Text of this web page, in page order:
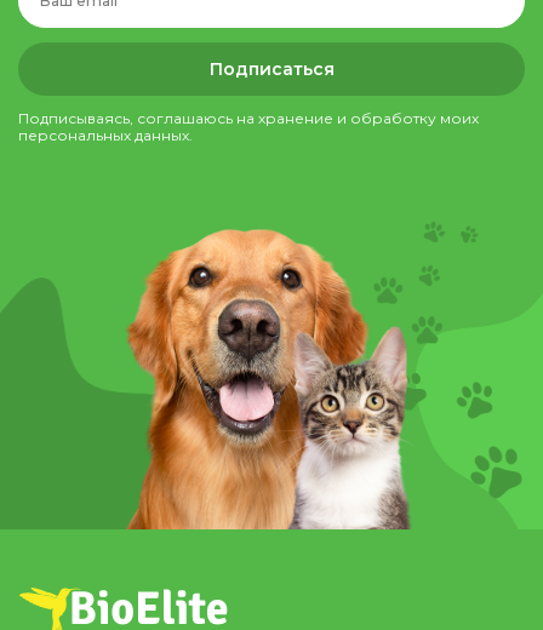
Подписаться
Подписываясь, соглашаюсь на хранение и обработку моих
персональных данных.